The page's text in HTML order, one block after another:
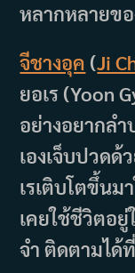
หลากหลายข
จีชางอุค (Ji
ยอเร (Yoon
อย่างอยากลำ
เองเจ็บปวดด้
เรเติบโตขึ้นม
เคยใช้ชีวิตอ
จำ ติดตามได้